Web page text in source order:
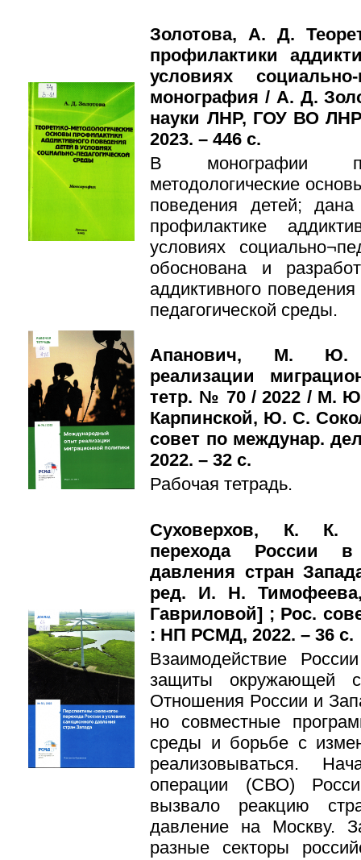
Золотова, А. Д.
профилактики
условиях
монография / А. Д.
науки ЛНР, ГОУ ВО
2023. – 446 с.
В монографии
методологические
поведения детей; дана
профилактике
условиях
обоснована и
аддиктивного
педагогической среды.
Апанович, М. Ю.
реализации
тетр. № 70 / 2022 / М.
Карпинской, Ю. С.
совет по междунар.
2022. – 32 с.
Рабочая тетрадь.
Суховерхов, К. К.
перехода России в
давления стран
ред. И. Н.
Гавриловой] ; Рос.
: НП РСМД, 2022. – 36 с.
Взаимодействие
защиты окружающей
Отношения России и
но совместные
среды и борьбе с
реализовываться.
операции (СВО)
вызвало реакцию
давление на Москву.
разные секторы